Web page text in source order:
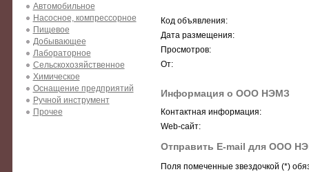
Автомобильное
Насосное, компрессорное
Пищевое
Добывающее
Лабораторное
Сельскохозяйственное
Химическое
Оснащение предприятий
Ручной инструмент
Прочее
Код объявления:
Дата размещения:
Просмотров:
От:
Информация о ООО НЭМЗ
Контактная информация:
Web-сайт:
Отправить E-mail для ООО
Поля помеченные звездочкой (*)